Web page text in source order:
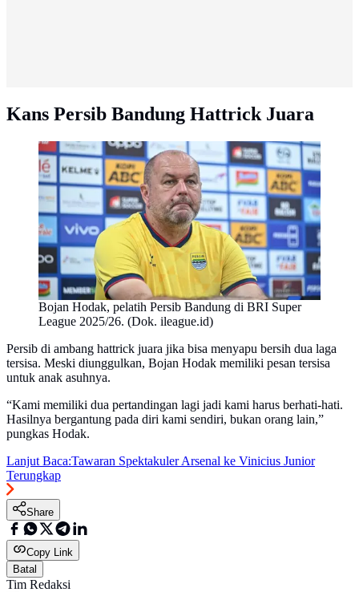
Kans Persib Bandung Hattrick Juara
Bojan Hodak, pelatih Persib Bandung di BRI Super
League 2025/26. (Dok. ileague.id)
Persib di ambang hattrick juara jika bisa menyapu bersih dua laga
tersisa. Meski diunggulkan, Bojan Hodak memiliki pesan tersisa
untuk anak asuhnya.
“Kami memiliki dua pertandingan lagi jadi kami harus berhati-hati.
Hasilnya bergantung pada diri kami sendiri, bukan orang lain,”
pungkas Hodak.
Lanjut Baca:Tawaran Spektakuler Arsenal ke Vinicius Junior
Terungkap
Share
Copy Link
Batal
Tim Redaksi